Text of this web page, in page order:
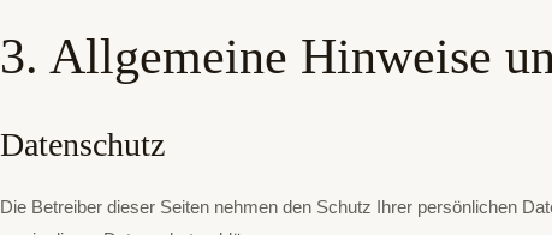
3. Allgemeine Hinweise
Datenschutz
Die Betreiber dieser Seiten nehmen den Schutz Ihrer persönlichen